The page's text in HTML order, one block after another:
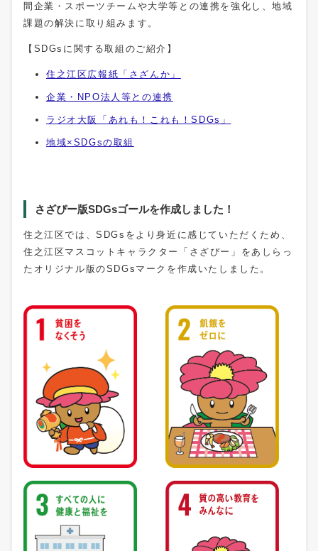
間企業・スポーツチームや大学等との連携を強化し、地域
課題の解決に取り組みます。
【SDGsに関する取組のご紹介】
住之江区広報紙「さざんか」
企業・NPO法人等との連携
ラジオ大阪「あれも！これも！SDGs」
地域×SDGsの取組
さざぴー版SDGsゴールを作成しました！
住之江区では、SDGsをより身近に感じていただくため、
住之江区マスコットキャラクター「さざぴー」をあしらっ
たオリジナル版のSDGsマークを作成いたしました。